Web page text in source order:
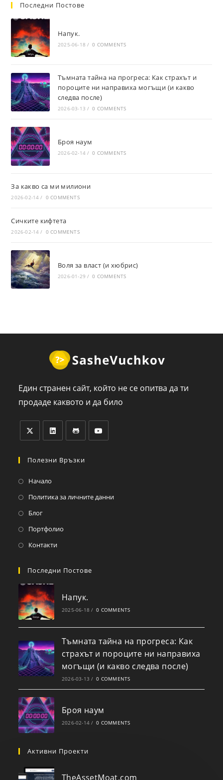
Последни Постове
Напук.
2025-06-18 / 0 COMMENTS
Тъмната тайна на прогреса: Как страхът и
пороците ни направиха могъщи (и какво
следва после)
2026-03-13 / 0 COMMENTS
Броя наум
2026-02-14 / 0 COMMENTS
За какво са ми милиони
2026-02-14 / 0 COMMENTS
Сичките кифтета
2026-02-14 / 0 COMMENTS
Воля за власт (и хюбрис)
2026-01-29 / 0 COMMENTS
Един странен сайт, който не се опитва да ти
продаде каквото и да било
Полезни Връзки
Начало
Политика за личните данни
Блог
Портфолио
Контакти
Последни Постове
Напук.
2025-06-18 / 0 COMMENTS
Тъмната тайна на прогреса: Как
страхът и пороците ни направиха
могъщи (и какво следва после)
2026-03-13 / 0 COMMENTS
Броя наум
2026-02-14 / 0 COMMENTS
Активни Проекти
TheAssetMoat.com